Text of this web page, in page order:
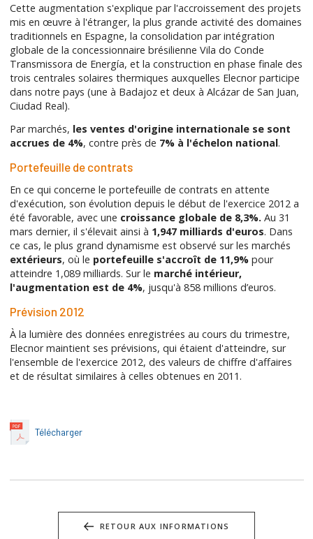
Cette augmentation s'explique par l'accroissement des projets
mis en œuvre à l'étranger, la plus grande activité des domaines
traditionnels en Espagne, la consolidation par intégration
globale de la concessionnaire brésilienne Vila do Conde
Transmissora de Energía, et la construction en phase finale des
trois centrales solaires thermiques auxquelles Elecnor participe
dans notre pays (une à Badajoz et deux à Alcázar de San Juan,
Ciudad Real).
Par marchés, les ventes d'origine internationale se sont
accrues de 4%, contre près de 7% à l'échelon national.
Portefeuille de contrats
En ce qui concerne le portefeuille de contrats en attente
d'exécution, son évolution depuis le début de l'exercice 2012 a
été favorable, avec une croissance globale de 8,3%. Au 31
mars dernier, il s'élevait ainsi à 1,947 milliards d'euros. Dans
ce cas, le plus grand dynamisme est observé sur les marchés
extérieurs, où le portefeuille s'accroît de 11,9%pour
atteindre 1,089 milliards. Sur le marché intérieur,
l'augmentation est de 4%, jusqu'à 858 millions d’euros.
Prévision 2012
À la lumière des données enregistrées au cours du trimestre,
Elecnor maintient ses prévisions, qui étaient d'atteindre, sur
l'ensemble de l'exercice 2012, des valeurs de chiffre d'affaires
et de résultat similaires à celles obtenues en 2011.
Télécharger
RETOUR AUX INFORMATIONS